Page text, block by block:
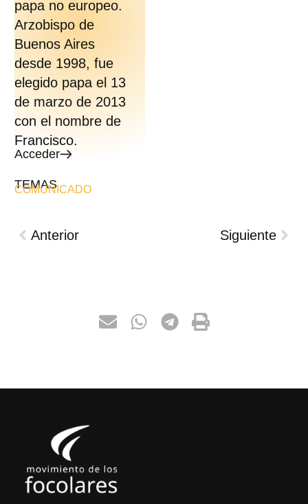
papa no europeo.
Arzobispo de
Buenos Aires
desde 1998, fue
elegido papa el 13
de marzo de 2013
con el nombre de
Francisco.
Acceder
TEMAS
COMUNICADO
Anterior Siguiente